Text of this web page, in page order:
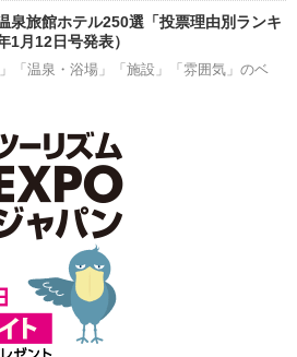
泉旅館ホテル250選「投票理由別ランキ
1月12日号発表）
「温泉・浴場」「施設」「雰囲気」のベ